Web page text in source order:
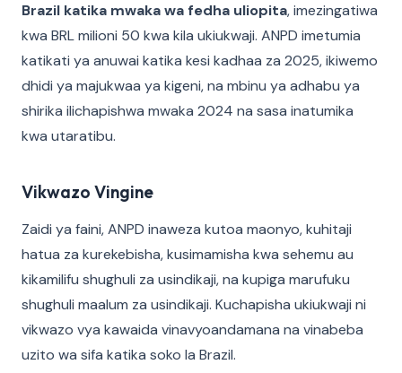
Brazil katika mwaka wa fedha uliopita, imezingatiwa
kwa BRL milioni 50 kwa kila ukiukwaji. ANPD imetumia
katikati ya anuwai katika kesi kadhaa za 2025, ikiwemo
dhidi ya majukwaa ya kigeni, na mbinu ya adhabu ya
shirika ilichapishwa mwaka 2024 na sasa inatumika
kwa utaratibu.
Vikwazo Vingine
Zaidi ya faini, ANPD inaweza kutoa maonyo, kuhitaji
hatua za kurekebisha, kusimamisha kwa sehemu au
kikamilifu shughuli za usindikaji, na kupiga marufuku
shughuli maalum za usindikaji. Kuchapisha ukiukwaji ni
vikwazo vya kawaida vinavyoandamana na vinabeba
uzito wa sifa katika soko la Brazil.